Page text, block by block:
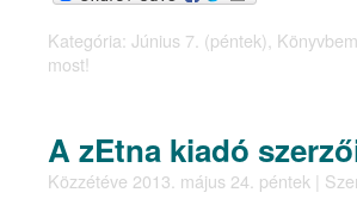
Kategória: Június 7. (péntek),
most!
A zEtna kiadó
Közzétéve 2013. május 24. péntek |